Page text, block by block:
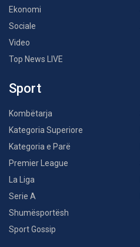
Ekonomi
Sociale
Video
Top News LIVE
Sport
Kombëtarja
Kategoria Superiore
Kategoria e Parë
Premier League
La Liga
Serie A
Shumësportësh
Sport Gossip